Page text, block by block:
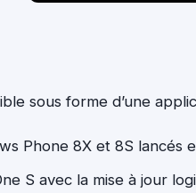
sous forme d’une
Phone 8X et 8S lancés
S avec la mise à jour